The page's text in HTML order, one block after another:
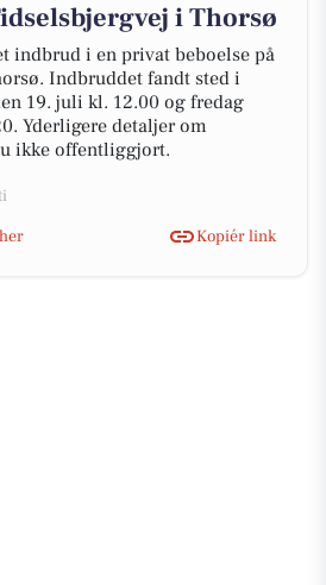
i Thorsø
indbrud i en privat beboelse på
Indbruddet fandt sted i
19. juli kl. 12.00 og fredag
Yderligere detaljer om
ikke offentliggjort.
Kopiér link